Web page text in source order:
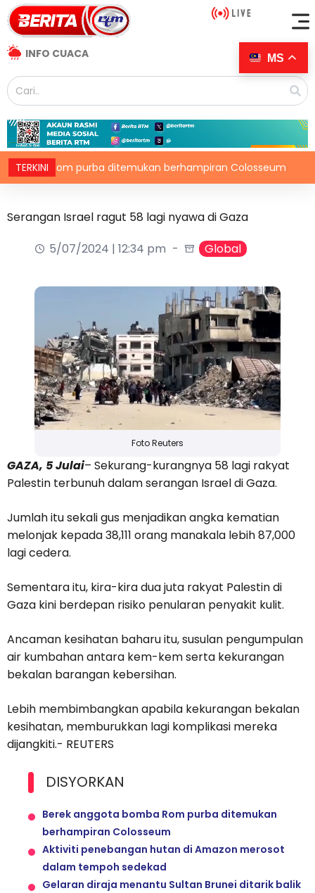
INFO CUACA
TERKINI
Rom purba ditemukan berhampiran Colosseum
Serangan Israel ragut 58 lagi nyawa di Gaza
5/07/2024 | 12:34 pm
Global
Foto Reuters
GAZA, 5 Julai– Sekurang-kurangnya 58 lagi rakyat
Palestin terbunuh dalam serangan Israel di Gaza.
Jumlah itu sekali gus menjadikan angka kematian
melonjak kepada 38,111 orang manakala lebih 87,000
lagi cedera.
Sementara itu, kira-kira dua juta rakyat Palestin di
Gaza kini berdepan risiko penularan penyakit kulit.
Ancaman kesihatan baharu itu, susulan pengumpulan
air kumbahan antara kem-kem serta kekurangan
bekalan barangan kebersihan.
Lebih membimbangkan apabila kekurangan bekalan
kesihatan, memburukkan lagi komplikasi mereka
dijangkiti.- REUTERS
DISYORKAN
Berek anggota bomba Rom purba ditemukan
berhampiran Colosseum
Aktiviti penebangan hutan di Amazon merosot
dalam tempoh sedekad
Gelaran diraja menantu Sultan Brunei ditarik balik
MS